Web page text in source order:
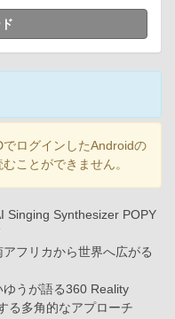
ログインしたAndroidの
ことができません。
Singing Synthesizer POPY
フリカから世界へ広がる
うが語る360 Reality
多角的なアプローチ